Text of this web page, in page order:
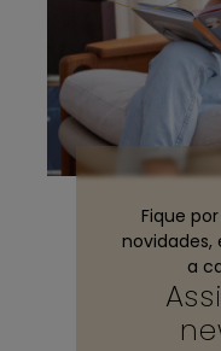
Fique
a